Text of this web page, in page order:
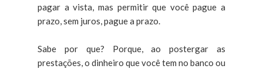
pagar a vista, mas permitir que você pague a
prazo, sem juros, pague a prazo.
Sabe por que? Porque, ao postergar as
prestações, o dinheiro que você tem no banco ou